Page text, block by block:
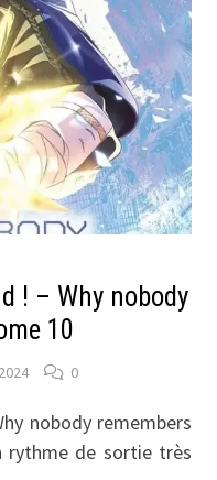
! – Why nobody
10
0
nobody remembers
rythme de sortie très